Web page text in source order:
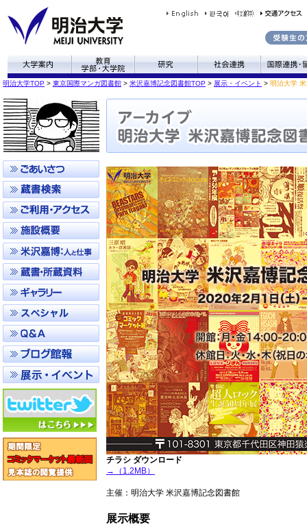
明治大学TOP > 東京国際マンガ図書館 > 米沢嘉博記念図書館TOP > 展示・イベント > 明治大学
チラシ ダウンロード
→（1.2MB）
主催：明治大学 米沢嘉博記念図書館
展示概要